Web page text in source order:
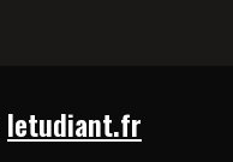
letudiant.fr